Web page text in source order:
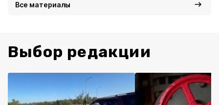
Все материалы
Выбор редакции